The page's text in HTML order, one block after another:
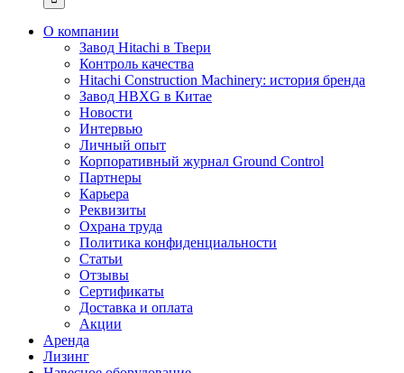
О компании
Завод Hitachi в Твери
Контроль качества
Hitachi Construction Machinery: история бренда
Завод HBXG в Китае
Новости
Интервью
Личный опыт
Корпоративный журнал Ground Control
Партнеры
Карьера
Реквизиты
Охрана труда
Политика конфиденциальности
Статьи
Отзывы
Сертификаты
Доставка и оплата
Акции
Аренда
Лизинг